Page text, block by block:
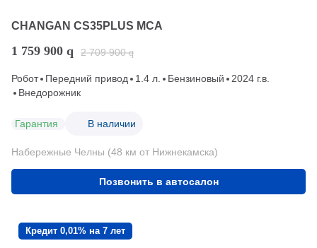
CHANGAN CS35PLUS MCA
1 759 900 q 2 709 900 q
Робот Передний привод 1.4 л. Бензиновый
2024 г.в.
Внедорожник
Гарантия В наличии
Набережные Челны (48 км от Нижнекамска)
Позвонить в автосалон
Кредит 0,01% на 7 лет